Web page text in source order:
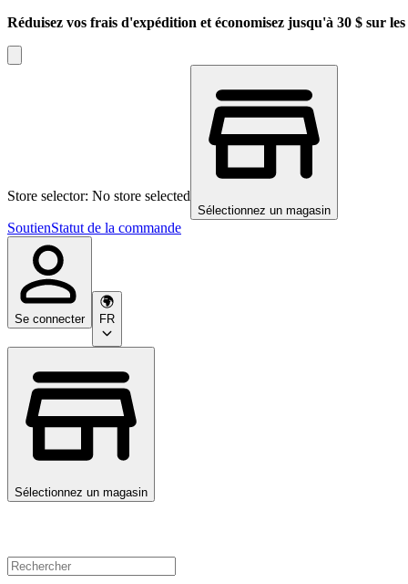
Réduisez vos frais d'expédition et économisez jusqu'à 30 $ sur
Store selector: No store selected
Sélectionnez un magasin
SoutienStatut de la commande
Se connecter FR
Sélectionnez un magasin